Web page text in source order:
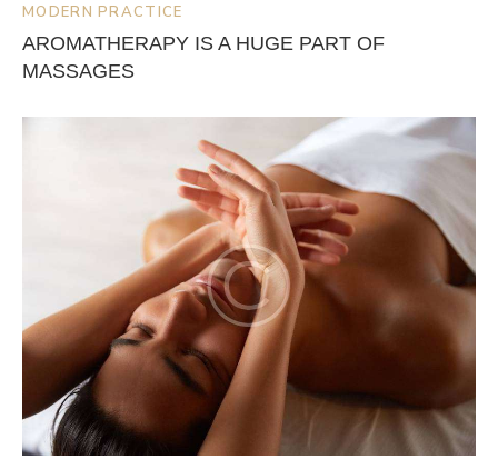
MODERN PRACTICE
AROMATHERAPY IS A HUGE PART OF
MASSAGES